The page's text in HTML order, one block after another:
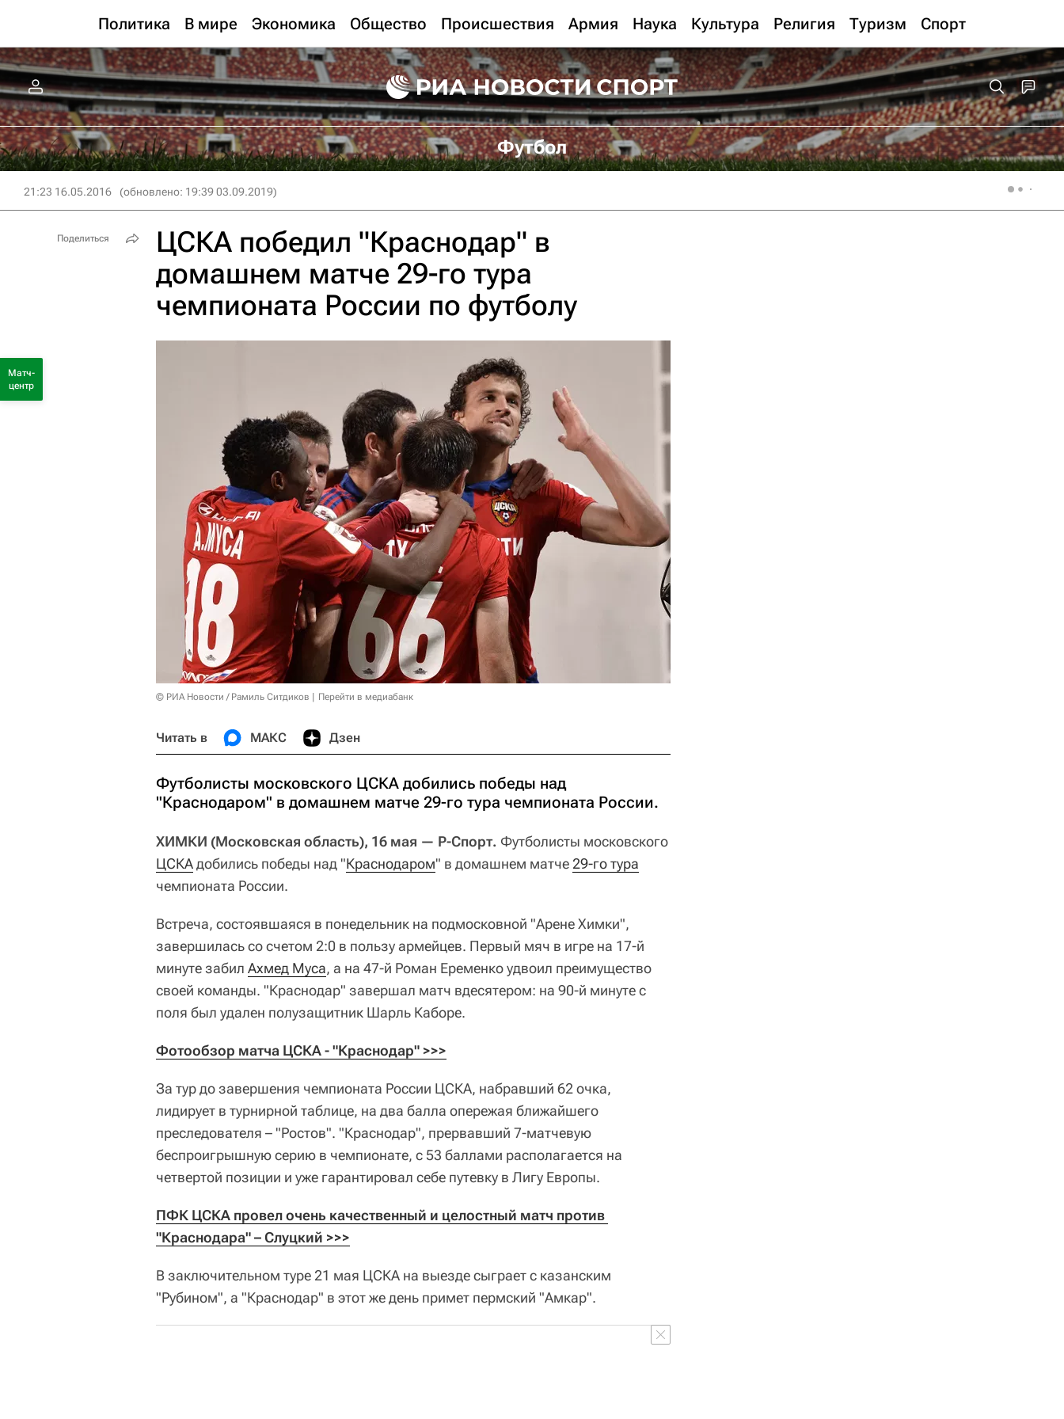
Политика В мире Экономика Общество Происшествия Армия Наука Культура Религия Туризм Спорт
Футбол
21:23 16.05.2016 (обновлено: 19:39 03.09.2019)
ЦСКА победил "Краснодар" в
домашнем матче 29-го тура
чемпионата России по футболу
© РИА Новости / Рамиль Ситдиков Перейти в медиабанк
Читать в МАКС Дзен
Футболисты московского ЦСКА добились победы над
"Краснодаром" в домашнем матче 29-го тура чемпионата России.
ХИМКИ (Московская область), 16 мая — Р-Спорт. Футболисты московского
ЦСКАдобились победы над "Краснодаром" в домашнем матче 29-го тура
чемпионата России.
Встреча, состоявшаяся в понедельник на подмосковной "Арене Химки",
завершилась со счетом 2:0 в пользу армейцев. Первый мяч в игре на 17-й
минуте забил Ахмед Муса, а на 47-й Роман Еременко удвоил преимущество
своей команды. "Краснодар" завершал матч вдесятером: на 90-й минуте с
поля был удален полузащитник Шарль Каборе.
Фотообзор матча ЦСКА - "Краснодар" >>>
За тур до завершения чемпионата России ЦСКА, набравший 62 очка,
лидирует в турнирной таблице, на два балла опережая ближайшего
преследователя – "Ростов". "Краснодар", прервавший 7-матчевую
беспроигрышную серию в чемпионате, с 53 баллами располагается на
четвертой позиции и уже гарантировал себе путевку в Лигу Европы.
ПФК ЦСКА провел очень качественный и целостный матч против
"Краснодара" – Слуцкий >>>
В заключительном туре 21 мая ЦСКА на выезде сыграет с казанским
"Рубином", а "Краснодар" в этот же день примет пермский "Амкар".
Поделиться
Матч-
центр